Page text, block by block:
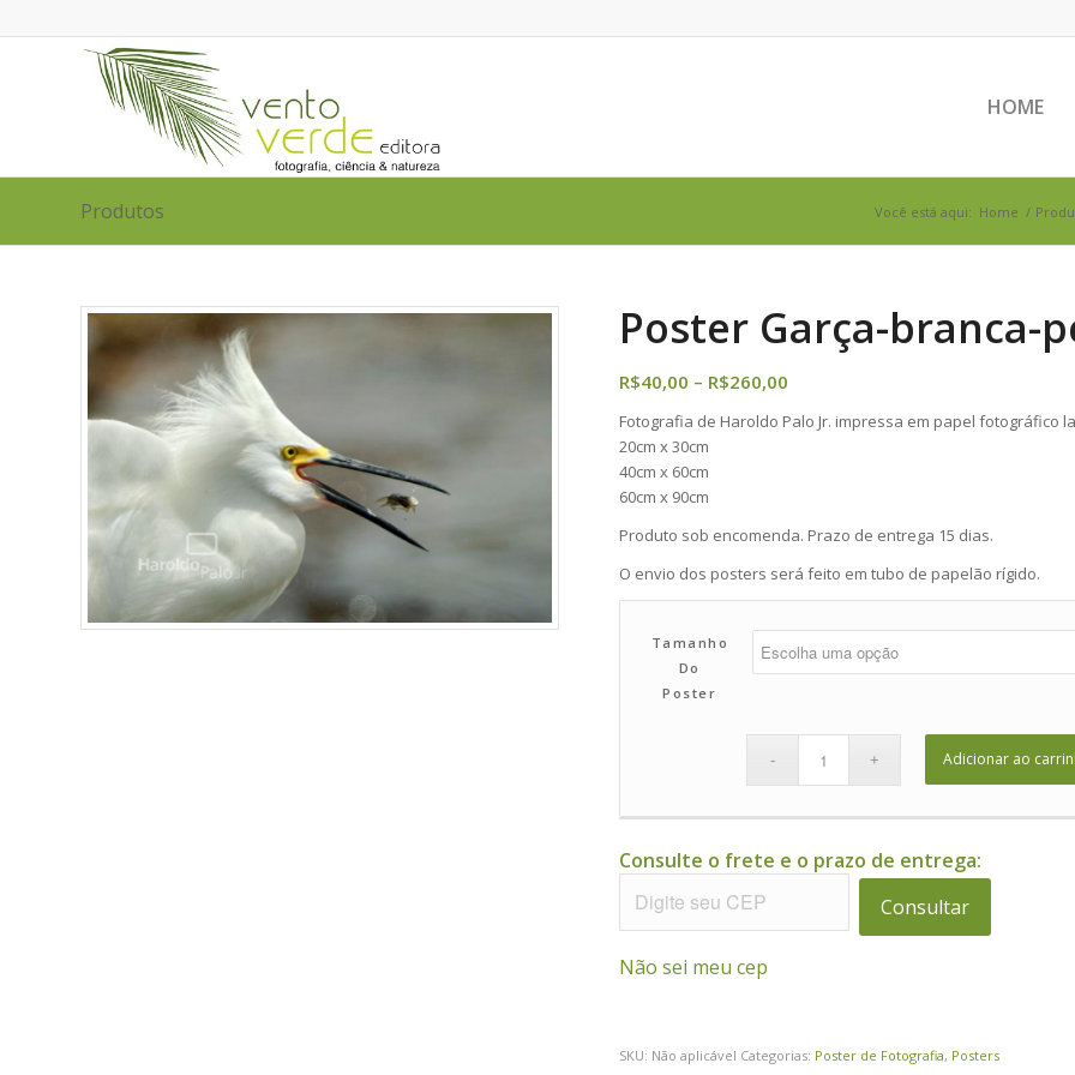
HOME
Produtos Você está aqui: Home /
Poster Garça-branca-
R$40,00 – R$260,00
de
preço:
R$260,00
Fotografia de Haroldo Palo Jr. impressa em papel fotográfico
20cm x 30cm
40cm x 60cm
60cm x 90cm
Produto sob encomenda. Prazo de entrega 15 dias.
O envio dos posters será feito em tubo de papelão rígido.
Tamanho
Do
Poster
Adicionar ao
Consulte o frete e o prazo de entrega:
Consultar
Não sei meu cep
SKU: Não aplicável Categorias: Poster de Fotografia, Posters